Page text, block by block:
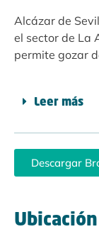
Alcázar de
el sector de La
permite gozar
Leer más
Descargar
Ubicación